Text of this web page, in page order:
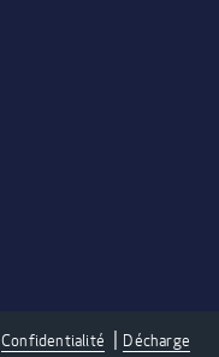
Confidentialité Décharge